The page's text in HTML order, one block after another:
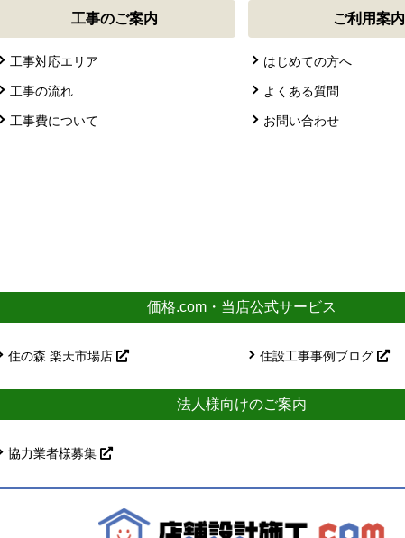
工事のご案内
工事対応エリア
工事の流れ
工事費について
ご利用案内
はじめての方へ
よくある質問
お問い合わせ
価格.com・当店公式サービス
住の森 楽天市場店 住設工事事例ブログ
法人様向けのご案内
協力業者様募集